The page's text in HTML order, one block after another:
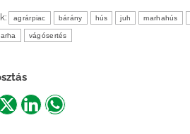
agrárpiac bárány hús juh marhahús
vágósertés
ShareShareShare